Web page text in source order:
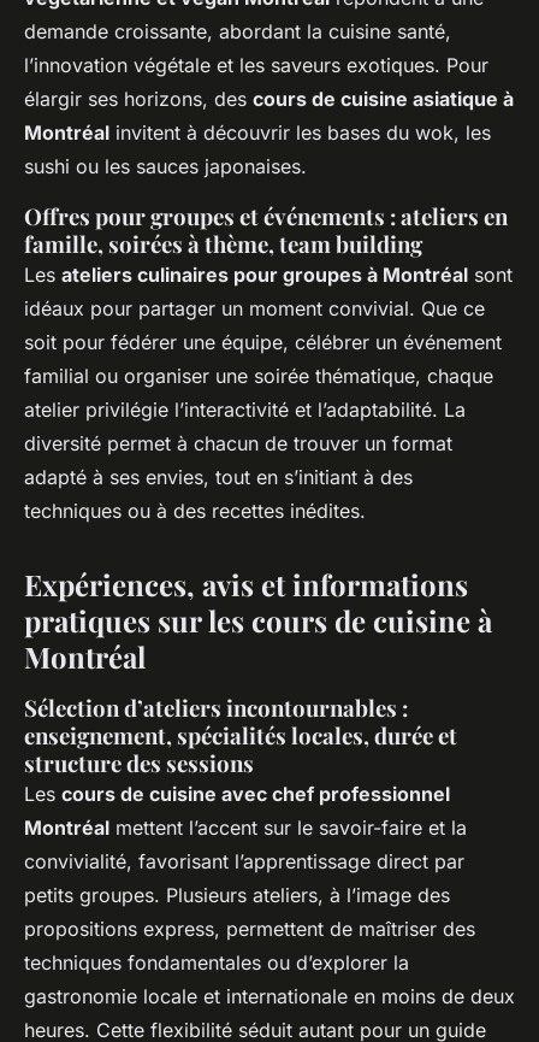
demande croissante, abordant la cuisine santé,
l’innovation végétale et les saveurs exotiques. Pour
élargir ses horizons, des cours de cuisine asiatique à
Montréal invitent à découvrir les bases du wok, les
sushi ou les sauces japonaises.
Offres pour groupes et événements : ateliers en
famille, soirées à thème, team building
Les ateliers culinaires pour groupes à Montréal sont
idéaux pour partager un moment convivial. Que ce
soit pour fédérer une équipe, célébrer un événement
familial ou organiser une soirée thématique, chaque
atelier privilégie l’interactivité et l’adaptabilité. La
diversité permet à chacun de trouver un format
adapté à ses envies, tout en s’initiant à des
techniques ou à des recettes inédites.
Expériences, avis et informations
pratiques sur les cours de cuisine à
Montréal
Sélection d’ateliers incontournables :
enseignement, spécialités locales, durée et
structure des sessions
Les cours de cuisine avec chef professionnel
Montréal mettent l’accent sur le savoir-faire et la
convivialité, favorisant l’apprentissage direct par
petits groupes. Plusieurs ateliers, à l’image des
propositions express, permettent de maîtriser des
techniques fondamentales ou d’explorer la
gastronomie locale et internationale en moins de deux
heures. Cette flexibilité séduit autant pour un guide